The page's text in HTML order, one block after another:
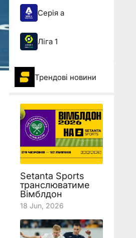
Серія а
Ліга 1
Трендові новини
Setanta Sports
транслюватиме
Вімблдон
18 Jun, 2026